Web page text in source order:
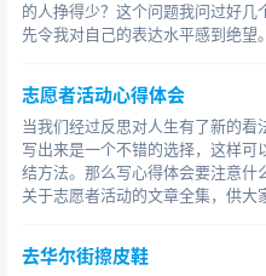
的人挣得少？这个问题我问过好几
先令我对自己的表达水平感到绝
志愿者活动心得体会
当我们经过反思对人生有了新的看
写出来是一个不错的选择，这样可
结方法。那么写心得体会要注意什
关于志愿者活动的文章全集，供大
去华尔街擦皮鞋